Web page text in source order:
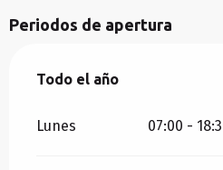
Periodos de apertura
Todo el año
Todo el año
Lunes 07:00 -